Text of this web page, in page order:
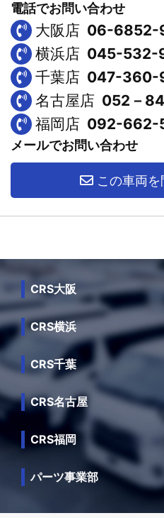
電話でお問い合わせ
大阪店 06-6852-
横浜店 045-532-
千葉店 047-360-
名古屋店 052－
福岡店 092-662-
メールでお問い合わせ
この車両
CRS大阪
CRS横浜
CRS千葉
CRS名古屋
CRS福岡
パーツ事業部